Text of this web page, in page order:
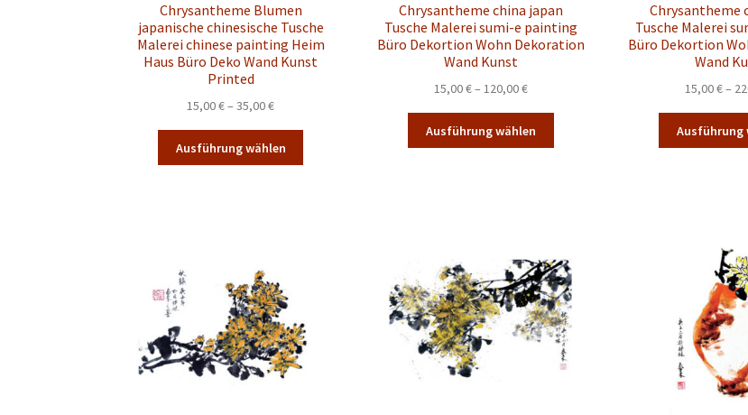
Chrysantheme Blumen
japanische chinesische Tusche
Malerei chinese painting Heim
Haus Büro Deko Wand Kunst
Printed
15,00€–35,00€Preisspanne:
bis
35,00 €
Ausführung wählen
der
Produktseite
Chrysantheme china japan
Tusche Malerei sumi-e painting
Büro Dekortion Wohn Dekoration
Wand Kunst
15,00€–120,00€Preisspanne:
bis
120,00 €
Ausführung wählen
Optionen
können
auf
der
Produktseite
gewählt
Chrysantheme
Tusche Malerei
Büro Dekortion
Wand
15,00€–
Ausführung